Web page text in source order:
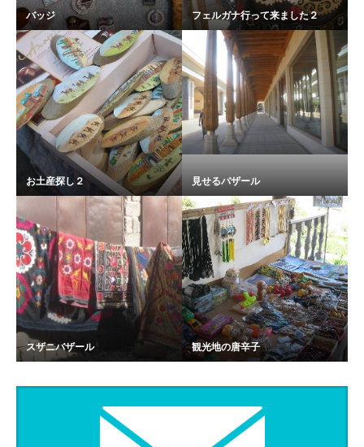
バッジ フェルガナ行って来ました２
お土産探し２ 見せるバザール
スザニバザール 観光地の唐辛子